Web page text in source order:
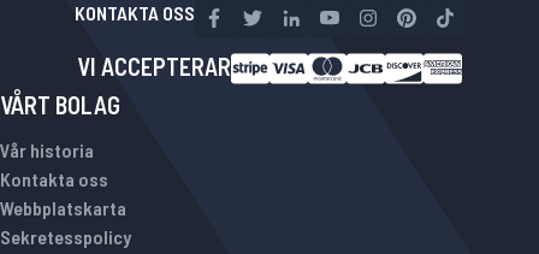
KONTAKTA OSS
VI ACCEPTERAR
VÅRT BOLAG
Vår historia
Kontakta oss
Webbplatskarta
Sekretesspolicy